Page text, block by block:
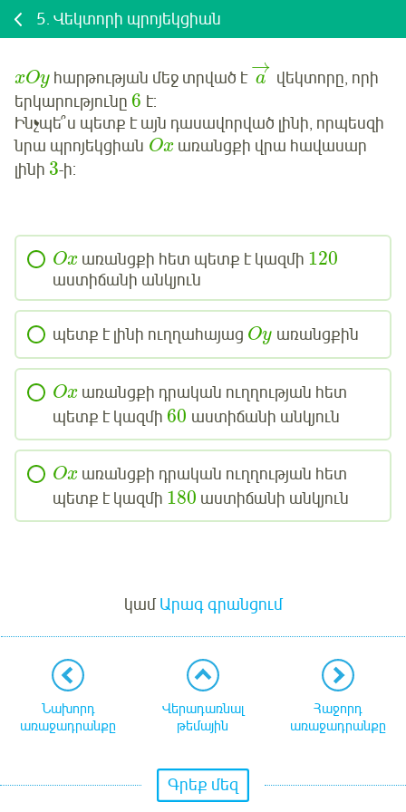
5. Վեկտորի պրոյեկցիան
xOy հարթության մեջ տրված է a
→
վեկտորը, որի
երկարությունը 6 է:
Ինչպե՞ս պետք է այն դասավորված լինի, որպեսզի
նրա պրոյեկցիան Ox առանցքի վրա հավասար
լինի 3-ի:
Ox առանցքի հետ պետք է կազմի 120
աստիճանի անկյուն
պետք է լինի ուղղահայաց Oy առանցքին
Ox առանցքի դրական ուղղության հետ
պետք է կազմի 60 աստիճանի անկյուն
Ox առանցքի դրական ուղղության հետ
պետք է կազմի 180 աստիճանի անկյուն
կամԱրագ գրանցում
Նախորդ
առաջադրանքը
Վերադառնալ
թեմային
Հաջորդ
առաջադրանքը
Գրեք մեզ